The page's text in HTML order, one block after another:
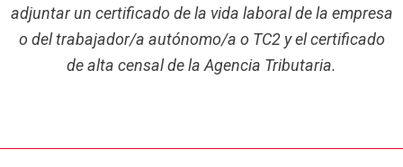
adjuntar un certificado de la vida laboral de la empresa
o del trabajador/a autónomo/a o TC2 y el certificado
de alta censal de la Agencia Tributaria.